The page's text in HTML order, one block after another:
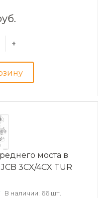
+
моста в
3CX/4CX TUR
В наличии: 66 шт.